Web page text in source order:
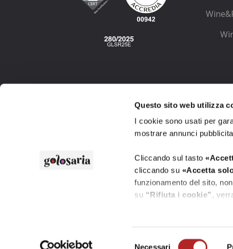
Questo sito web utilizza
I cookie sono usati per
mostrare annunci
Cliccando sul tasto
cliccando su «Accetta
funzionamento del sito,
su “Rifiuta i cookie”,
Necessari
©2026-GOLOSARIO e GOLOSARIA S.r.l.